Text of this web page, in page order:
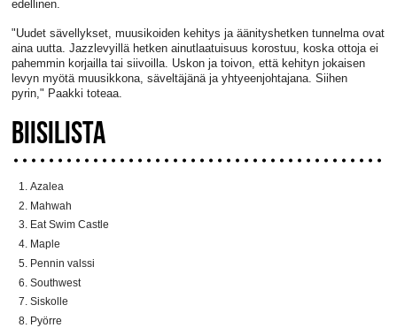
edellinen.
"Uudet sävellykset, muusikoiden kehitys ja äänityshetken tunnelma ovat
aina uutta. Jazzlevyillä hetken ainutlaatuisuus korostuu, koska ottoja ei
pahemmin korjailla tai siivoilla. Uskon ja toivon, että kehityn jokaisen
levyn myötä muusikkona, säveltäjänä ja yhtyeenjohtajana. Siihen
pyrin," Paakki toteaa.
BIISILISTA
Azalea
Mahwah
Eat Swim Castle
Maple
Pennin valssi
Southwest
Siskolle
Pyörre